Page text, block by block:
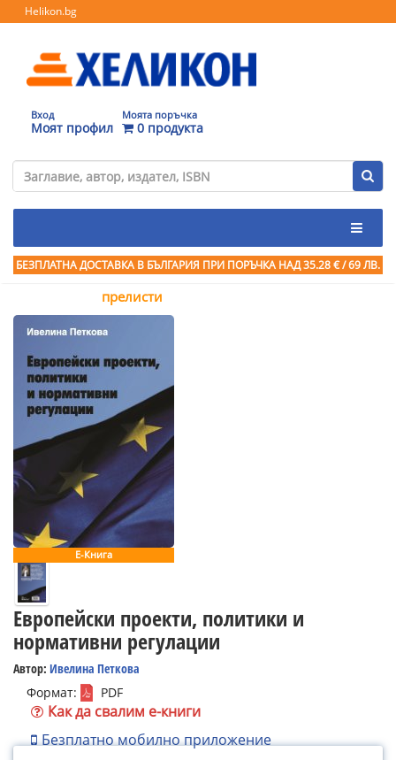
Helikon.bg
Вход
Моят профил
Моята поръчка
0 продукта
БЕЗПЛАТНА ДОСТАВКА В БЪЛГАРИЯ ПРИ ПОРЪЧКА НАД 35.28 € / 69 ЛВ.
прелисти
Е-Книга
Европейски проекти, политики и
нормативни регулации
Автор: Ивелина Петкова
Формат:
PDF
Как да свалим е-книги
Безплатно мобилно приложение